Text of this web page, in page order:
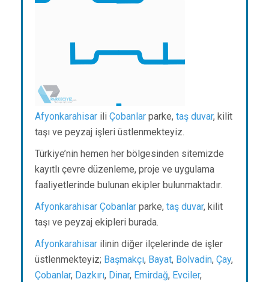
Afyonkarahisar ili Çobanlar parke, taş duvar, kilit
taşı ve peyzaj işleri üstlenmekteyiz.
Türkiye’nin hemen her bölgesinden sitemizde
kayıtlı çevre düzenleme, proje ve uygulama
faaliyetlerinde bulunan ekipler bulunmaktadır.
Afyonkarahisar Çobanlar parke, taş duvar, kilit
taşı ve peyzaj ekipleri burada.
Afyonkarahisar ilinin diğer ilçelerinde de işler
üstlenmekteyiz; Başmakçı, Bayat, Bolvadin, Çay,
Çobanlar, Dazkırı, Dinar, Emirdağ, Evciler,